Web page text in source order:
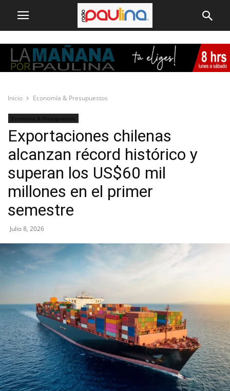
Inicio Economía & Presupuestos
Economía & Presupuestos
Exportaciones chilenas
alcanzan récord histórico y
superan los US$60 mil
millones en el primer
semestre
Julio 8, 2026